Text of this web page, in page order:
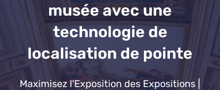
musée avec une
technologie de
localisation de pointe
Maximisez l'Exposition des Expositions |